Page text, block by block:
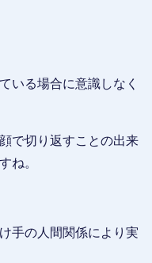
いる場合に意識しなく
で切り返すことの出来
ね。
手の人間関係により実